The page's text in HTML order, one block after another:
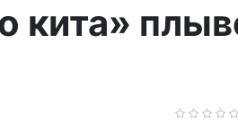
кита»